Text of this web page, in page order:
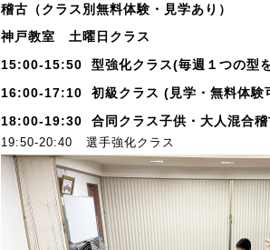
稽古（クラス別無料体験・見学あり）
神戸教室 土曜日クラス
15:00-15:50 型強化クラス(毎週１つの型を
16:00-17:10 初級クラス (見学・無料体験
18:00-19:30 合同クラス子供・大人混合稽
19:50-20:40 選手強化クラス